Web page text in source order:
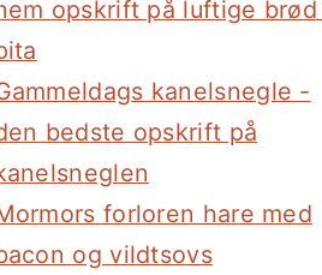
opskrift på luftige
kanelsnegle -
bedste opskrift på
forloren hare med
og vildtsovs